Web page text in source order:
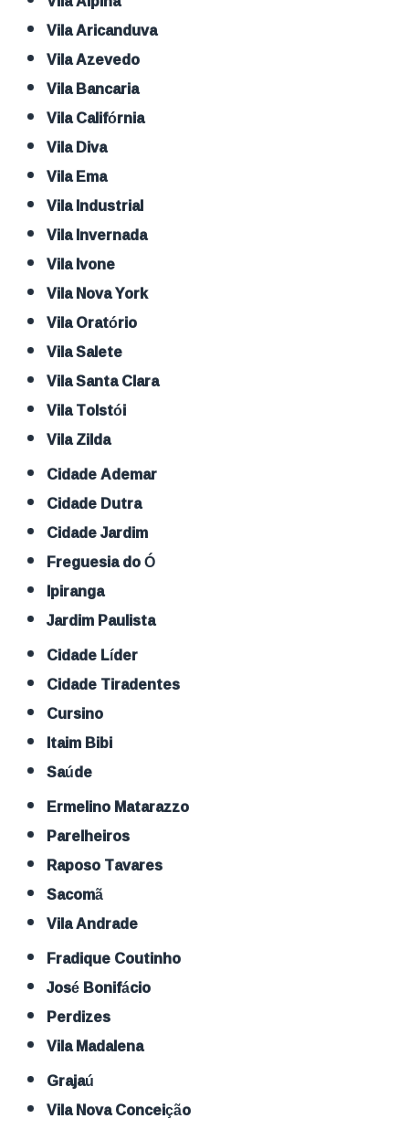
Vila Aricanduva
Vila Azevedo
Vila Bancaria
Vila Califórnia
Vila Diva
Vila Ema
Vila Industrial
Vila Invernada
Vila Ivone
Vila Nova York
Vila Oratório
Vila Salete
Vila Santa Clara
Vila Tolstói
Vila Zilda
Cidade Ademar
Cidade Dutra
Cidade Jardim
Freguesia do Ó
Ipiranga
Jardim Paulista
Cidade Líder
Cidade Tiradentes
Cursino
Itaim Bibi
Saúde
Ermelino Matarazzo
Parelheiros
Raposo Tavares
Sacomã
Vila Andrade
Fradique Coutinho
José Bonifácio
Perdizes
Vila Madalena
Grajaú
Vila Nova Conceição